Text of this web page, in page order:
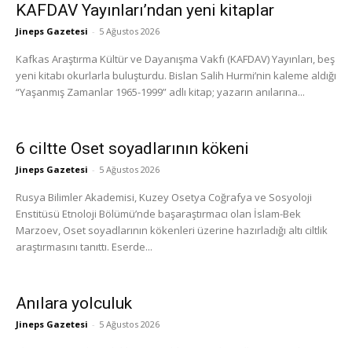
KAFDAV Yayınları’ndan yeni kitaplar
Jineps Gazetesi - 5 Ağustos 2026
Kafkas Araştırma Kültür ve Dayanışma Vakfı (KAFDAV) Yayınları, beş
yeni kitabı okurlarla buluşturdu. Bislan Salih Hurmi’nin kaleme aldığı
“Yaşanmış Zamanlar 1965-1999” adlı kitap; yazarın anılarına...
6 ciltte Oset soyadlarının kökeni
Jineps Gazetesi - 5 Ağustos 2026
Rusya Bilimler Akademisi, Kuzey Osetya Coğrafya ve Sosyoloji
Enstitüsü Etnoloji Bölümü’nde başaraştırmacı olan İslam-Bek
Marzoev, Oset soyadlarının kökenleri üzerine hazırladığı altı ciltlik
araştırmasını tanıttı. Eserde...
Anılara yolculuk
Jineps Gazetesi - 5 Ağustos 2026